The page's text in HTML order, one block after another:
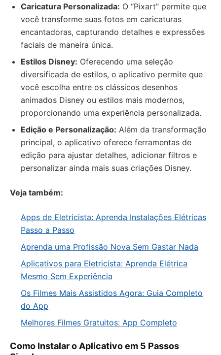
Caricatura Personalizada: O “Pixart” permite que
você transforme suas fotos em caricaturas
encantadoras, capturando detalhes e expressões
faciais de maneira única.
Estilos Disney: Oferecendo uma seleção
diversificada de estilos, o aplicativo permite que
você escolha entre os clássicos desenhos
animados Disney ou estilos mais modernos,
proporcionando uma experiência personalizada.
Edição e Personalização: Além da transformação
principal, o aplicativo oferece ferramentas de
edição para ajustar detalhes, adicionar filtros e
personalizar ainda mais suas criações Disney.
Veja também:
Apps de Eletricista: Aprenda Instalações Elétricas
Passo a Passo
Aprenda uma Profissão Nova Sem Gastar Nada
Aplicativos para Eletricista: Aprenda Elétrica
Mesmo Sem Experiência
Os Filmes Mais Assistidos Agora: Guia Completo
do App
Melhores Filmes Gratuitos: App Completo
Como Instalar o Aplicativo em 5 Passos